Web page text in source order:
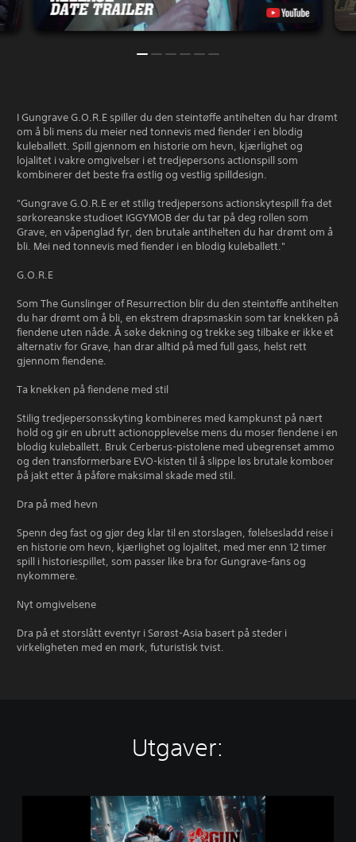
I Gungrave G.O.R.E spiller du den steintøffe antihelten du har drømt
om å bli mens du meier ned tonnevis med fiender i en blodig
kuleballett. Spill gjennom en historie om hevn, kjærlighet og
lojalitet i vakre omgivelser i et tredjepersons actionspill som
kombinerer det beste fra østlig og vestlig spilldesign.
"Gungrave G.O.R.E er et stilig tredjepersons actionskytespill fra det
sørkoreanske studioet IGGYMOB der du tar på deg rollen som
Grave, en våpenglad fyr, den brutale antihelten du har drømt om å
bli. Mei ned tonnevis med fiender i en blodig kuleballett."
G.O.R.E
Som The Gunslinger of Resurrection blir du den steintøffe antihelten
du har drømt om å bli, en ekstrem drapsmaskin som tar knekken på
fiendene uten nåde. Å søke dekning og trekke seg tilbake er ikke et
alternativ for Grave, han drar alltid på med full gass, helst rett
gjennom fiendene.
Ta knekken på fiendene med stil
Stilig tredjepersonsskyting kombineres med kampkunst på nært
hold og gir en ubrutt actionopplevelse mens du moser fiendene i en
blodig kuleballett. Bruk Cerberus-pistolene med ubegrenset ammo
og den transformerbare EVO-kisten til å slippe løs brutale komboer
på jakt etter å påføre maksimal skade med stil.
Dra på med hevn
Spenn deg fast og gjør deg klar til en storslagen, følelsesladd reise i
en historie om hevn, kjærlighet og lojalitet, med mer enn 12 timer
spill i historiespillet, som passer like bra for Gungrave-fans og
nykommere.
Nyt omgivelsene
Dra på et storslått eventyr i Sørøst-Asia basert på steder i
virkeligheten med en mørk, futuristisk tvist.
Utgaver: